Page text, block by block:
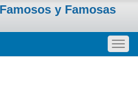
y Famosas